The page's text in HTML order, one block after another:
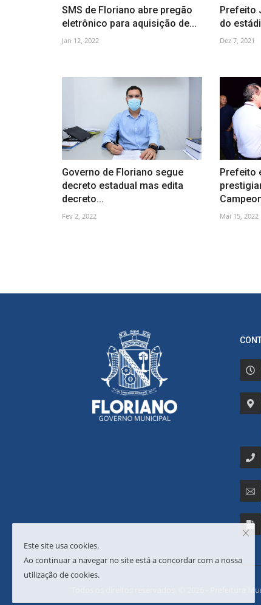
SMS de Floriano abre pregão
eletrônico para aquisição de...
Jan 12, 2022
Prefeito
do
Dez 7, 2021
Governo de Floriano segue
decreto estadual mas edita
decreto...
Fev 2, 2022
Prefeito
Mai 15, 2022
Todos os direitos reservados. © 2026 - Prefeitura
Este site usa cookies.
Ao continuar a navegar no site está a concordar com a nossa
utilização de cookies.